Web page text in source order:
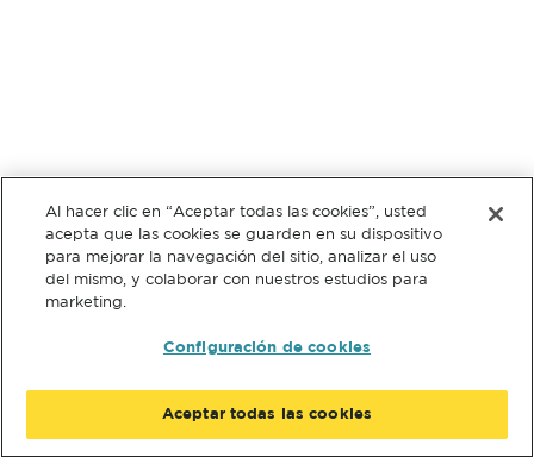
Al hacer clic en “Aceptar todas las cookies”, usted
acepta que las cookies se guarden en su dispositivo
para mejorar la navegación del sitio, analizar el uso
del mismo, y colaborar con nuestros estudios para
marketing.
Configuración de cookies
Aceptar todas las cookies